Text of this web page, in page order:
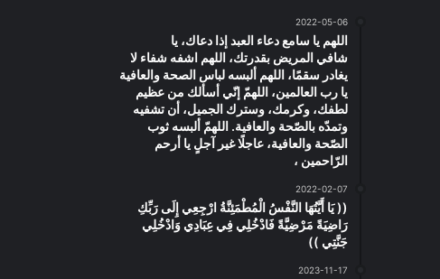
2022-05-06
اللهم يا سامع دعاء العبد إذا دعاك، يا
شافي المريض بقدرتك، اللهم اشفه شفاء لا
يغادر سقمًا، اللهم ألبسه لباس الصحة والعافية
يا رب العالمين، اللهمّ إنّي أسألك من عظيم
لطفك، وكرمك، وسترك الجميل، أن تشفيه
وتمدّه بالصّحة والعافية. اللهمّ ألبسه ثوب
الصّحة والعافية، عاجلًا غير آجلٍ يا أرحم
الرّاحمين ،
2022-02-07
(( يَا أَيَّتُهَا النَّفْسُ الْمُطْمَئِنَّةُ ارْجِعِي إِلَى رَبِّكِ
رَاضِيَةً مَرْضِيَّةً فَادْخُلِي فِي عِبَادِي وَادْخُلِي
جَنَّتِي ))
2023-11-17